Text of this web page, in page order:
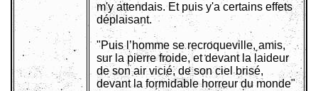
m'y attendais. Et puis y'a certains effets
déplaisant.
"Puis l’homme se recroqueville, amis,
sur la pierre froide, et devant la laideur
de son air vicié, de son ciel brisé,
devant la formidable horreur du monde"